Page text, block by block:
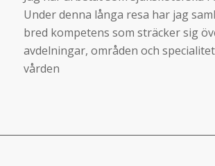
Under denna långa resa har jag
bred kompetens som sträcker sig
avdelningar, områden och
vården